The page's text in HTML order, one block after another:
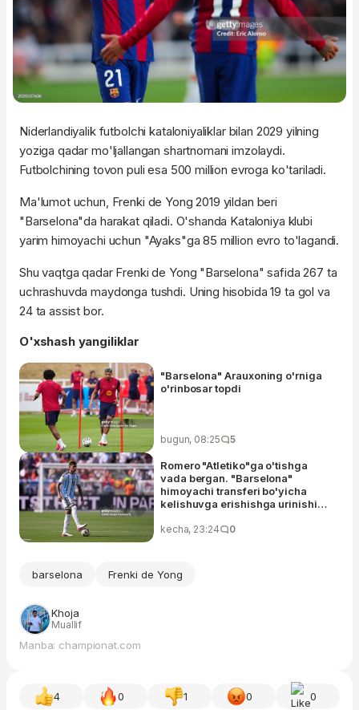
Niderlandiyalik futbolchi kataloniyaliklar bilan 2029 yilning
yoziga qadar mo'ljallangan shartnomani imzolaydi.
Futbolchining tovon puli esa 500 million evroga ko'tariladi.
Ma'lumot uchun, Frenki de Yong 2019 yildan beri
"Barselona"da harakat qiladi. O'shanda Kataloniya klubi
yarim himoyachi uchun "Ayaks"ga 85 million evro to'lagandi.
Shu vaqtga qadar Frenki de Yong "Barselona" safida 267 ta
uchrashuvda maydonga tushdi. Uning hisobida 19 ta gol va
24 ta assist bor.
O'xshash yangiliklar
"Barselona" Arauxoning o'rniga
o'rinbosar topdi
bugun, 08:25 5
Romero "Atletiko"ga o'tishga
vada bergan. "Barselona"
himoyachi transferi bo'yicha
kelishuvga erishishga urinishi
kecha, 23:24 0
barselona Frenki de Yong
Khoja
Muallif
Manba: championat.com
4 0 1 0 0